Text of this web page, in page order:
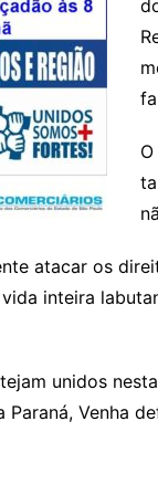
atacar os
inteira
unidos
Paraná, Venha